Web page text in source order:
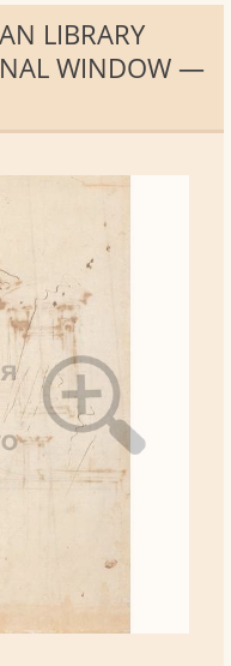
LIBRARY
WINDOW —